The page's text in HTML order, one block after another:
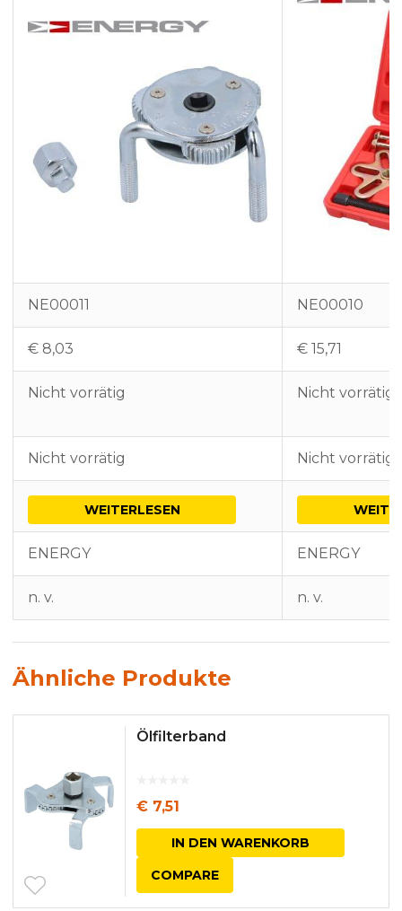
NE00011 NE00010
€ 8,03 € 15,71
Nicht vorrätig Nicht vorrätig
Nicht vorrätig Nicht vorrätig
WEITERLESEN
ENERGY ENERGY
n. v. n. v.
Ähnliche Produkte
Ölfilterband
€ 7,51
IN DEN WARENKORB
COMPARE